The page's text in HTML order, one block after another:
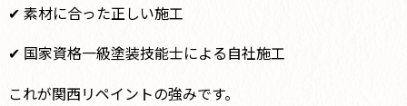
✔ 素材に合った正しい施工
✔ 国家資格一級塗装技能士による自社施工
これが関西リペイントの強みです。